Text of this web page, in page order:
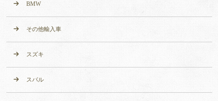
BMW
その他輸入車
スズキ
スバル